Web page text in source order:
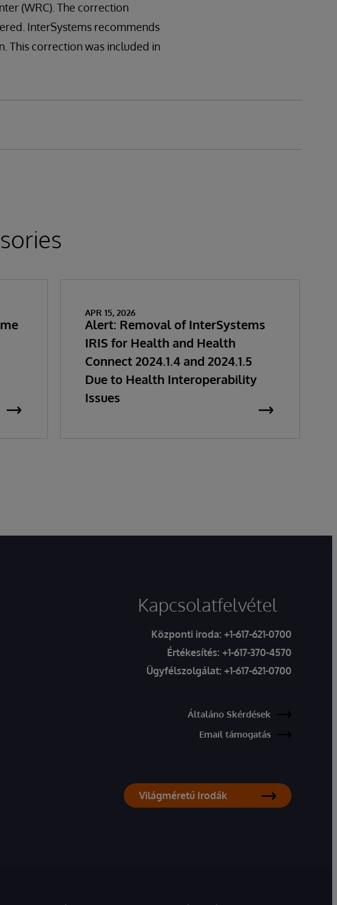
(WRC). The correction
InterSystems recommends
This correction was included in
APR 15, 2026
Alert: Removal of InterSystems
IRIS for Health and Health
Connect 2024.1.4 and 2024.1.5
Due to Health Interoperability
Issues
Kapcsolatfelvétel
Központi iroda: +1-617-621-0700
Értékesítés: +1-617-370-4570
Ügyfélszolgálat: +1-617-621-0700
Általáno Skérdések
Email támogatás
Világméretű Irodák